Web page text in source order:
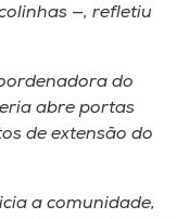
—, refletiu​
do
abre portas
de extensão do
a comunidade,